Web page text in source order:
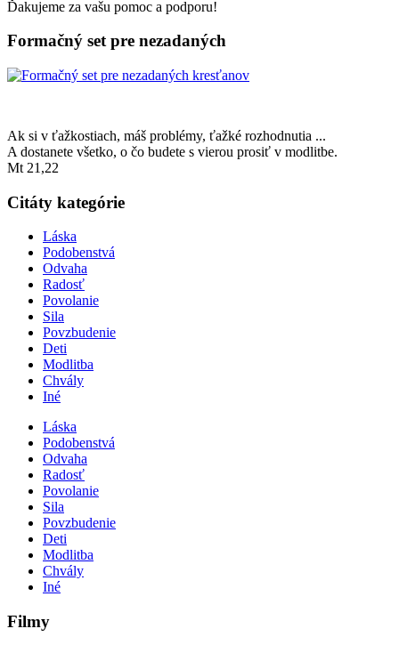
Ďakujeme za vašu pomoc a podporu!
Formačný set pre nezadaných
Ak si v ťažkostiach, máš problémy, ťažké rozhodnutia ...
A dostanete všetko, o čo budete s vierou prosiť v modlitbe.
Mt 21,22
Citáty kategórie
Láska
Podobenstvá
Odvaha
Radosť
Povolanie
Sila
Povzbudenie
Deti
Modlitba
Chvály
Iné
Láska
Podobenstvá
Odvaha
Radosť
Povolanie
Sila
Povzbudenie
Deti
Modlitba
Chvály
Iné
Filmy